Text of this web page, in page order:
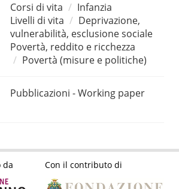
Corsi di vita
Infanzia
Livelli di vita
Deprivazione,
vulnerabilità, esclusione sociale
Povertà, reddito e ricchezza
Povertà (misure e politiche)
Pubblicazioni - Working paper
da Con il contributo di